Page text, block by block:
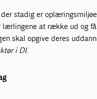
stadig er
at række ud og
skal opgive deres
i DI.